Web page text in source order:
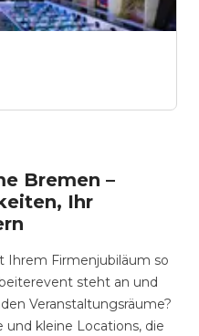
Bremen –
Ihr
Ihrem Firmenjubiläum so
steht an und
Veranstaltungsräume?
kleine Locations, die